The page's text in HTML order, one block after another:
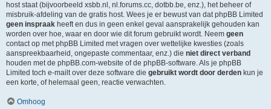
host staat (bijvoorbeeld xsbb.nl, nl.forums.cc, dotbb.be, enz.), het beheer of
misbruik-afdeling van de gratis host. Wees je er bewust van dat phpBB Limited
geen inspraak heeft en dus in geen enkel geval aansprakelijk gehouden kan
worden over hoe, waar en door wie dit forum gebruikt wordt. Neem geen
contact op met phpBB Limited met vragen over wettelijke kwesties (zoals
aanspreekbaarheid, ongepaste commentaar, enz.) die niet direct verband
houden met de phpBB.com-website of de phpBB-software. Als je phpBB
Limited toch e-mailt over deze software die gebruikt wordt door derden kun je
een korte, of helemaal geen, reactie verwachten.
Omhoog